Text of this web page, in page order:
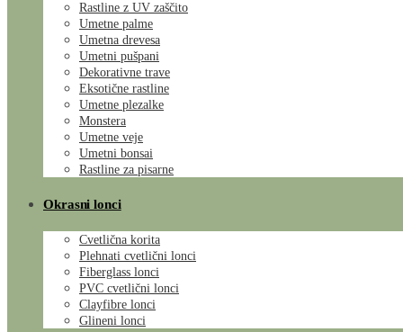
Rastline z UV zaščito
Umetne palme
Umetna drevesa
Umetni pušpani
Dekorativne trave
Eksotične rastline
Umetne plezalke
Monstera
Umetne veje
Umetni bonsai
Rastline za pisarne
Okrasni lonci
Cvetlična korita
Plehnati cvetlični lonci
Fiberglass lonci
PVC cvetlični lonci
Clayfibre lonci
Glineni lonci